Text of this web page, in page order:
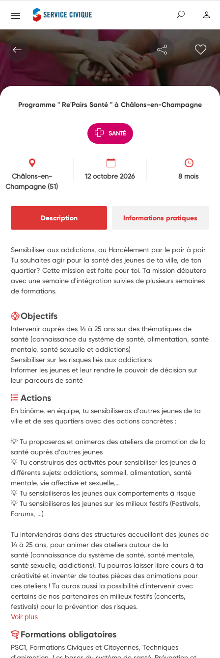
Programme " Re'Pairs Santé " à Châlons-en-Champagne
SANTÉ
Châlons-en-
Champagne(51)
12 octobre 2026 8 mois
Description Informations pratiques
Sensibiliser aux addictions, au Harcèlement par le pair à pair
Tu souhaites agir pour la santé des jeunes de ta ville, de ton
quartier? Cette mission est faite pour toi. Ta mission débutera
avec une semaine d'intégration suivies de plusieurs semaines
de formations.
Objectifs
Intervenir auprès des 14 à 25 ans sur des thématiques de
santé (connaissance du système de santé, alimentation, santé
mentale, santé sexuelle et addictions)
Sensibiliser sur les risques liés aux addictions
Informer les jeunes et leur rendre le pouvoir de décision sur
leur parcours de santé
Actions
En binôme, en équipe, tu sensibiliseras d'autres jeunes de ta
ville et de ses quartiers avec des actions concrètes :
💡 Tu proposeras et animeras des ateliers de promotion de la
santé auprès d’autres jeunes
💡 Tu construiras des activités pour sensibiliser les jeunes à
différents sujets: addictions, sommeil, alimentation, santé
mentale, vie affective et sexuelle,…
💡 Tu sensibiliseras les jeunes aux comportements à risque
💡 Tu sensibiliseras les jeunes sur les milieux festifs (Festivals,
Forums, …)
Tu interviendras dans des structures accueillant des jeunes de
14 à 25 ans, pour animer des ateliers autour de la
santé (connaissance du système de santé, santé mentale,
santé sexuelle, addictions). Tu pourras laisser libre cours à ta
créativité et inventer de toutes pièces des animations pour
ces ateliers ! Tu auras aussi la possibilité d'intervenir avec
certains de nos partenaires en milieux festifs (concerts,
festivals) pour la prévention des risques.
Voir plus
Formations obligatoires
PSC1, Formations Civiques et Citoyennes, Techniques